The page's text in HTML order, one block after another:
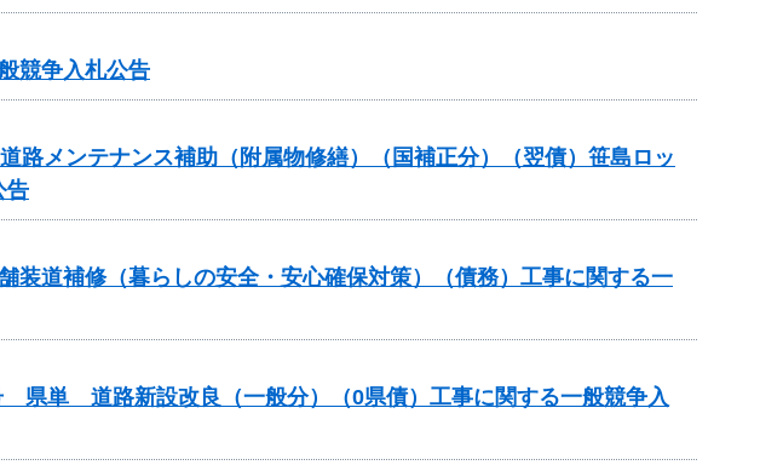
競争入札公告
メンテナンス補助（附属物修繕）（国補正分）（翌債）笹島ロッ
告
道補修（暮らしの安全・安心確保対策）（債務）工事に関する一
県単 道路新設改良（一般分）（0県債）工事に関する一般競争入